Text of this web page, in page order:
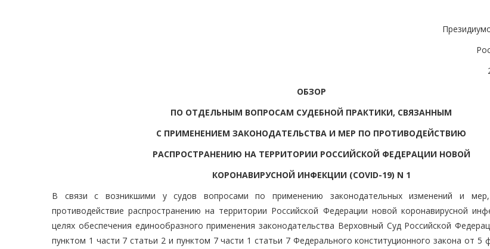
ОБЗОР
ПО ОТДЕЛЬНЫМ ВОПРОСАМ СУДЕБНОЙ ПРАКТИКИ, СВЯЗАННЫМ
С ПРИМЕНЕНИЕМ ЗАКОНОДАТЕЛЬСТВА И МЕР ПО ПРОТИВОДЕЙСТВИЮ
РАСПРОСТРАНЕНИЮ НА ТЕРРИТОРИИ РОССИЙСКОЙ ФЕДЕРАЦИИ НОВОЙ
КОРОНАВИРУСНОЙ ИНФЕКЦИИ (COVID-19) N 1
В связи с возникшими у судов вопросами по применению законодательных изменений и
противодействие распространению на территории Российской Федерации новой коронавирусной
целях обеспечения единообразного применения законодательства Верховный Суд Российской
пунктом 1 части 7 статьи 2 и пунктом 7 части 1 статьи 7 Федерального конституционного закона от 5